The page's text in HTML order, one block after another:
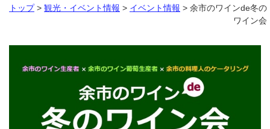
トップ> 観光・イベント情報 > イベント情報 > 余市のワインde冬の
ワイン会